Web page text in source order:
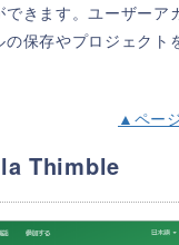
できます。ユーザーア
保存やプロジェクト
▲ペー
Thimble